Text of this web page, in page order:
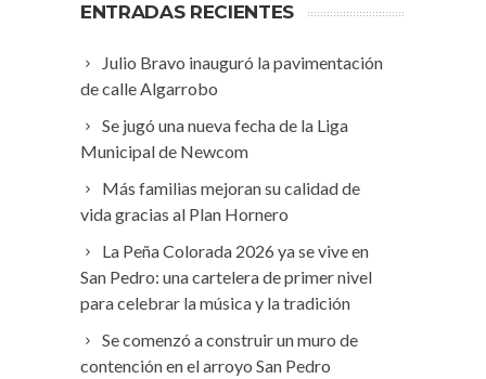
ENTRADAS RECIENTES
Julio Bravo inauguró la pavimentación
de calle Algarrobo
Se jugó una nueva fecha de la Liga
Municipal de Newcom
Más familias mejoran su calidad de
vida gracias al Plan Hornero
La Peña Colorada 2026 ya se vive en
San Pedro: una cartelera de primer nivel
para celebrar la música y la tradición
Se comenzó a construir un muro de
contención en el arroyo San Pedro